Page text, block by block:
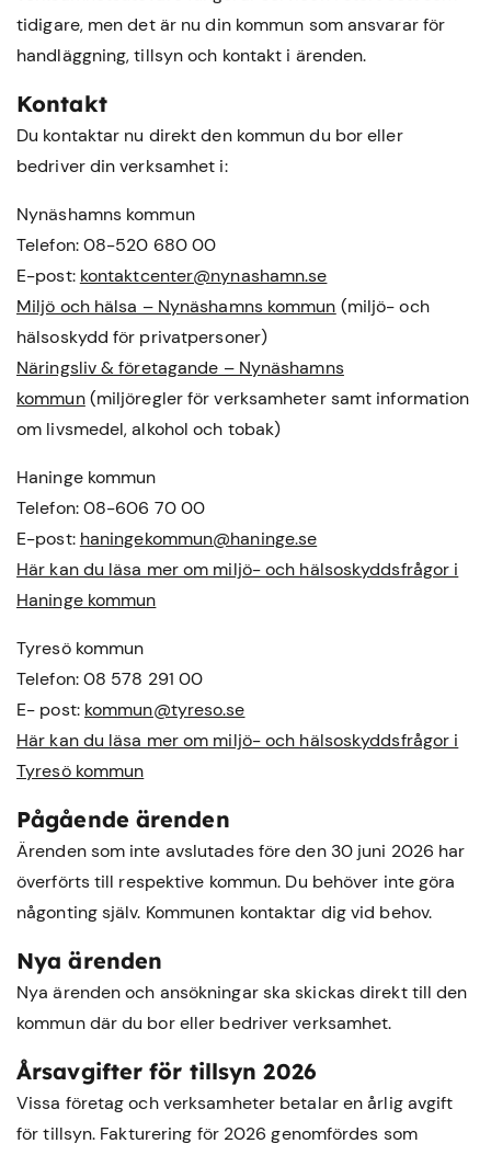
tidigare, men det är nu din kommun som ansvarar för
handläggning, tillsyn och kontakt i ärenden.
Kontakt
Du kontaktar nu direkt den kommun du bor eller
bedriver din verksamhet i:
Nynäshamns kommun
Telefon: 08-520 680 00
E-post: kontaktcenter@nynashamn.se
Miljö och hälsa – Nynäshamns kommun (miljö- och
hälsoskydd för privatpersoner)
Näringsliv & företagande – Nynäshamns
kommun(miljöregler för verksamheter samt information
om livsmedel, alkohol och tobak)
Haninge kommun
Telefon: 08-606 70 00
E-post: haningekommun@haninge.se
Här kan du läsa mer om miljö- och hälsoskyddsfrågor i
Haninge kommun
Tyresö kommun
Telefon: 08 578 291 00
E- post: kommun@tyreso.se
Här kan du läsa mer om miljö- och hälsoskyddsfrågor i
Tyresö kommun
Pågående ärenden
Ärenden som inte avslutades före den 30 juni 2026 har
överförts till respektive kommun. Du behöver inte göra
någonting själv. Kommunen kontaktar dig vid behov.
Nya ärenden
Nya ärenden och ansökningar ska skickas direkt till den
kommun där du bor eller bedriver verksamhet.
Årsavgifter för tillsyn 2026
Vissa företag och verksamheter betalar en årlig avgift
för tillsyn. Fakturering för 2026 genomfördes som